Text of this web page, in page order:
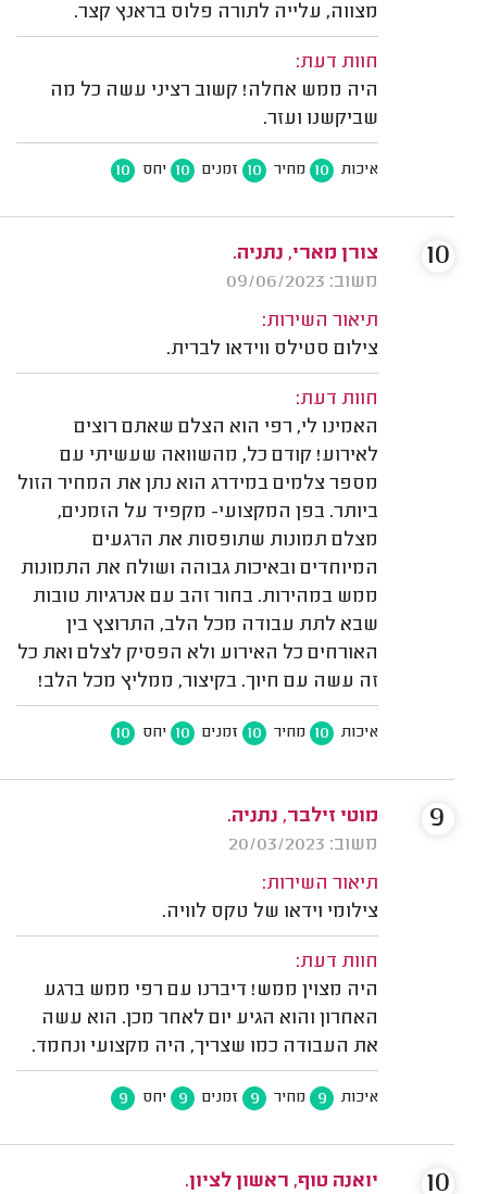
מצווה, עלייה לתורה פלוס בראנץ קצר.
חוות דעת:
היה ממש אחלה! קשוב רציני עשה כל מה
שביקשנו ועזר.
איכות 10 מחיר 10 זמנים 10 יחס 10
צורן מארי, נתניה.
משוב: 09/06/2023
תיאור השירות:
צילום סטילס ווידאו לברית.
חוות דעת:
האמינו לי, רפי הוא הצלם שאתם רוצים
לאירוע! קודם כל, מהשוואה שעשיתי עם
מספר צלמים במידרג הוא נתן את המחיר הזול
ביותר. בפן המקצועי- מקפיד על הזמנים,
מצלם תמונות שתופסות את הרגעים
המיוחדים ובאיכות גבוהה ושולח את התמונות
ממש במהירות. בחור זהב עם אנרגיות טובות
שבא לתת עבודה מכל הלב, התרוצץ בין
האורחים כל האירוע ולא הפסיק לצלם ואת כל
זה עשה עם חיוך. בקיצור, ממליץ מכל הלב!
איכות 10 מחיר 10 זמנים 10 יחס 10
10
מוטי זילבר, נתניה.
משוב: 20/03/2023
תיאור השירות:
צילומי וידאו של טקס לוויה.
חוות דעת:
היה מצוין ממש! דיברנו עם רפי ממש ברגע
האחרון והוא הגיע יום לאחר מכן. הוא עשה
את העבודה כמו שצריך, היה מקצועי ונחמד.
איכות 9 מחיר 9 זמנים 9 יחס 9
9
יואנה טוף, ראשון לציון. 10